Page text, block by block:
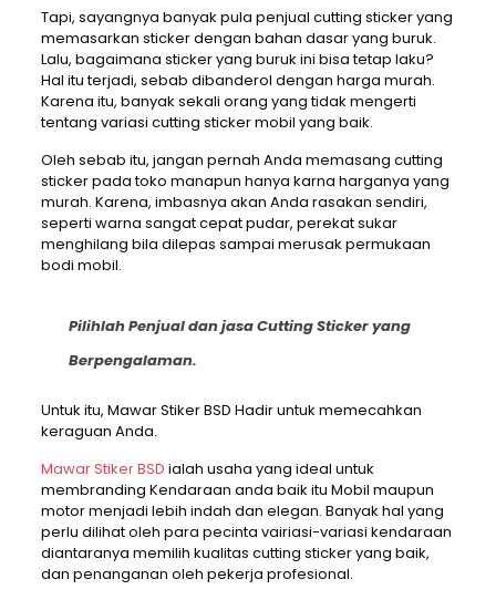
Tapi, sayangnya banyak pula penjual cutting sticker yang
memasarkan sticker dengan bahan dasar yang buruk.
Lalu, bagaimana sticker yang buruk ini bisa tetap laku?
Hal itu terjadi, sebab dibanderol dengan harga murah.
Karena itu, banyak sekali orang yang tidak mengerti
tentang variasi cutting sticker mobil yang baik.
Oleh sebab itu, jangan pernah Anda memasang cutting
sticker pada toko manapun hanya karna harganya yang
murah. Karena, imbasnya akan Anda rasakan sendiri,
seperti warna sangat cepat pudar, perekat sukar
menghilang bila dilepas sampai merusak permukaan
bodi mobil.
Pilihlah Penjual dan jasa Cutting Sticker yang
Berpengalaman.
Untuk itu, Mawar Stiker BSD Hadir untuk memecahkan
keraguan Anda.
Mawar Stiker BSD ialah usaha yang ideal untuk
membranding Kendaraan anda baik itu Mobil maupun
motor menjadi lebih indah dan elegan. Banyak hal yang
perlu dilihat oleh para pecinta vairiasi-variasi kendaraan
diantaranya memilih kualitas cutting sticker yang baik,
dan penanganan oleh pekerja profesional.